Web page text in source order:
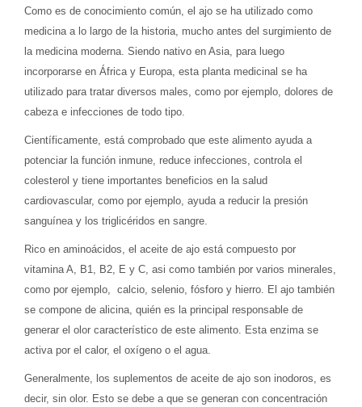
Como es de conocimiento común, el ajo se ha utilizado como
medicina a lo largo de la historia, mucho antes del surgimiento de
la medicina moderna. Siendo nativo en Asia, para luego
incorporarse en África y Europa, esta planta medicinal se ha
utilizado para tratar diversos males, como por ejemplo, dolores de
cabeza e infecciones de todo tipo.
Científicamente, está comprobado que este alimento ayuda a
potenciar la función inmune, reduce infecciones, controla el
colesterol y tiene importantes beneficios en la salud
cardiovascular, como por ejemplo, ayuda a reducir la presión
sanguínea y los triglicéridos en sangre.
Rico en aminoácidos, el aceite de ajo está compuesto por
vitamina A, B1, B2, E y C, asi como también por varios minerales,
como por ejemplo, calcio, selenio, fósforo y hierro. El ajo también
se compone de alicina, quién es la principal responsable de
generar el olor característico de este alimento. Esta enzima se
activa por el calor, el oxígeno o el agua.
Generalmente, los suplementos de aceite de ajo son inodoros, es
decir, sin olor. Esto se debe a que se generan con concentración